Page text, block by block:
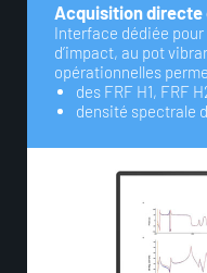
Acquisition
Interface dédiée
d’impact, au pot
opérationnelles
des FRF H1, FRF
densité spectrale